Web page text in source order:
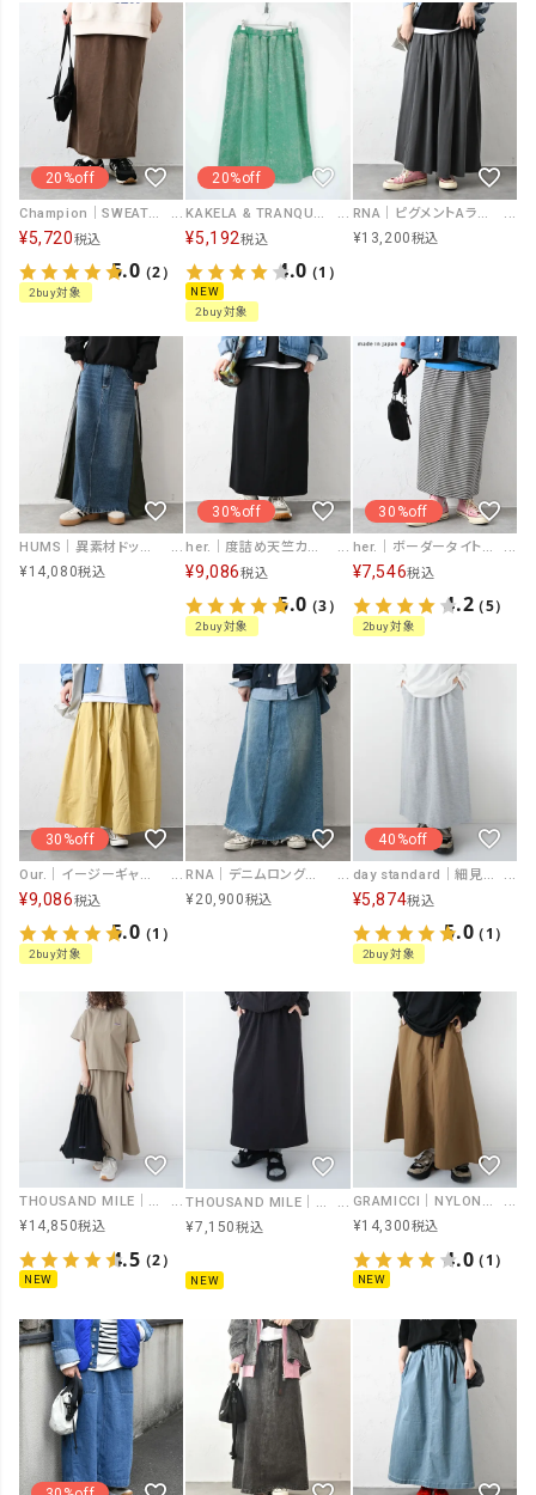
20%off
Champion｜SWEAT SKIRT [[CW-D205]][C]
¥5,720税込
5.0（2）
2buy対象
20%off
KAKELA & TRANQUIL｜タイトスカート [[12512-413-10]][D]
¥5,192税込
4.0（1）
NEW
2buy対象
RNA｜ピグメントAラインギャザースカート [[G1106]][C]
¥13,200税込
HUMS｜異素材ドッキングデニムスカート [[600162]][C]
¥14,080税込
30%off
her.｜度詰め天竺カットイージースカート [[131352H]][C]
¥9,086税込
5.0（3）
2buy対象
30%off
her.｜ボーダータイトスカート [[MA-529002]][C]
¥7,546税込
4.2（5）
2buy対象
30%off
¥9,086税込
5.0（1）
2buy対象
RNA｜デニムロングスカート [[G1104]][C]
¥20,900税込
40%off
¥5,874税込
5.0（1）
2buy対象
THOUSAND MILE｜SHORT SLEEVE T-SHIRT＆SKIRT SET [[TM261NP00032]][D]
¥14,850税込
4.5（2）
NEW
THOUSAND MILE｜EASY SKIRT [[TM261WF00112]][D]
¥7,150税込
NEW
GRAMICCI｜NYLON FLARE SKIRT [[GLSK6-SJP008]][D]
¥14,300税込
4.0（1）
NEW